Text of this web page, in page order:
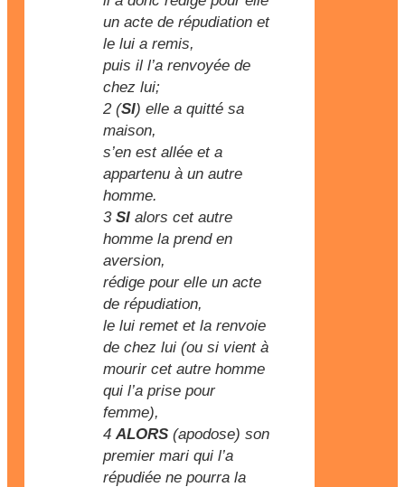
un acte de répudiation et
le lui a remis,
puis il l’a renvoyée de
chez lui;
2 (SI) elle a quitté sa
maison,
s’en est allée et a
appartenu à un autre
homme.
3 SI alors cet autre
homme la prend en
aversion,
rédige pour elle un acte
de répudiation,
le lui remet et la renvoie
de chez lui (ou si vient à
mourir cet autre homme
qui l’a prise pour
femme),
4 ALORS (apodose) son
premier mari qui l’a
répudiée ne pourra la